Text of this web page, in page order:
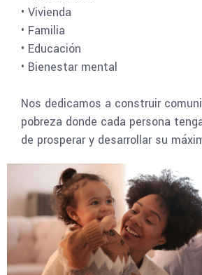
• Vivienda
• Familia
• Educación
• Bienestar mental
Nos dedicamos a construir
pobreza donde cada persona
de prosperar y desarrollar su